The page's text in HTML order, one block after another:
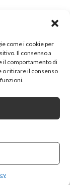
come i cookie per
Il consenso a
il comportamento di
o ritirare il consenso